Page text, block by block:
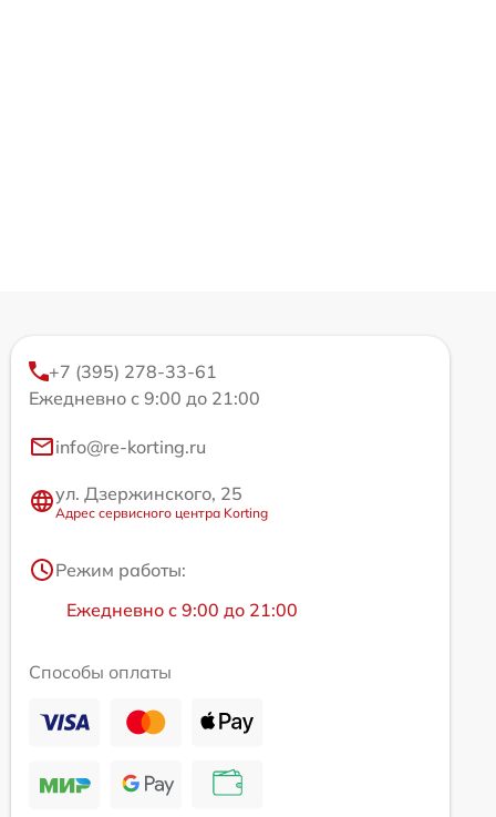
+7 (395) 278-33-61
Ежедневно с 9:00 до 21:00
info@re-korting.ru
ул. Дзержинского, 25
Адрес сервисного центра Korting
Режим работы:
Ежедневно с 9:00 до 21:00
Способы оплаты